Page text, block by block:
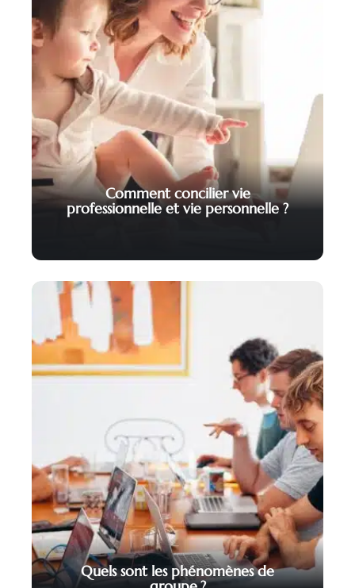
Comment concilier vie
professionnelle et vie personnelle ?
Quels sont les phénomènes de